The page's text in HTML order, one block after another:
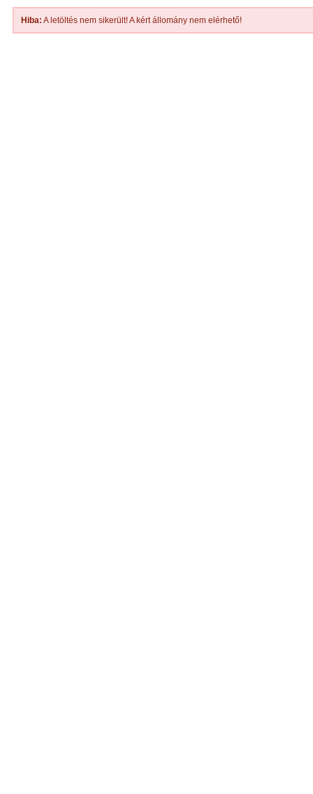
Hiba: A letöltés nem sikerült! A kért állomány nem elérhető!